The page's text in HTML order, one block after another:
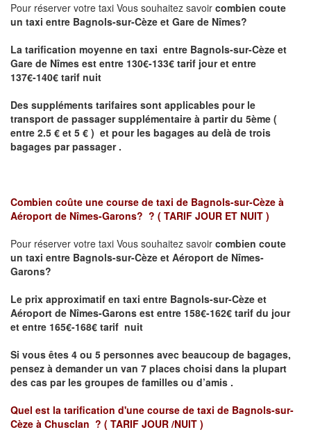
Pour réserver votre taxi Vous souhaitez savoir combien coute
un taxi entre Bagnols-sur-Cèze et Gare de Nîmes?
La tarification moyenne en taxi entre Bagnols-sur-Cèze et
Gare de Nîmes est entre 130€-133€ tarif jour et entre
137€-140€ tarif nuit
Des suppléments tarifaires sont applicables pour le
transport de passager supplémentaire à partir du 5ème (
entre 2.5 € et 5 € ) et pour les bagages au delà de trois
bagages par passager .
Combien coûte une course de taxi de Bagnols-sur-Cèze à
Aéroport de Nîmes-Garons? ? ( TARIF JOUR ET NUIT )
Pour réserver votre taxi Vous souhaitez savoir combien coute
un taxi entre Bagnols-sur-Cèze et Aéroport de Nîmes-
Garons?
Le prix approximatif en taxi entre Bagnols-sur-Cèze et
Aéroport de Nîmes-Garons est entre 158€-162€ tarif du jour
et entre 165€-168€ tarif nuit
Si vous êtes 4 ou 5 personnes avec beaucoup de bagages,
pensez à demander un van 7 places choisi dans la plupart
des cas par les groupes de familles ou d’amis .
Quel est la tarification d'une course de taxi de Bagnols-sur-
Cèze à Chusclan ? ( TARIF JOUR /NUIT )